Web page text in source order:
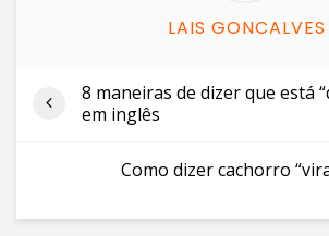
LAIS GONCALVES
8 maneiras de dizer que está
em inglês
Como dizer cachorro